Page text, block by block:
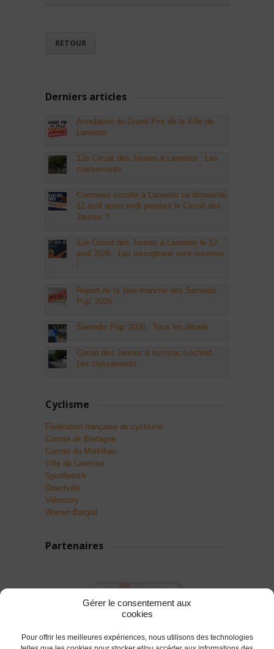
Gérer le consentement aux
cookies
Pour offrir les meilleures expériences, nous utilisons des technologies
RETOUR
Derniers articles
Annulation du Grand Prix de la Ville de
Lanester
12e Circuit des Jeunes à Lanester : Les
classements
Comment circuler à Lanester ce dimanche
12 avril après-midi pendant le Circuit des
Jeunes ?
12e Circuit des Jeunes à Lanester le 12
avril 2026 : Les inscriptions sont ouvertes
!
Report de la 1ère manche des Samedis
Pop’ 2026
Samedis Pop’ 2026 : Tous les détails
Circuit des Jeunes à Inzinzac-Lochrist :
Les classements
Cyclisme
Fédération française de cyclisme
Comité de Bretagne
Comité du Morbihan
Ville de Lanester
Sportbreizh
Directvélo
Vélostory
Warren Barguil
Partenaires